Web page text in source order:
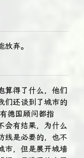
弃。
算得了什么，他们
们还谈到了城市的
德国顾问都指
会有结果，为什么
线是必要的，也不
市，但是展开城墙